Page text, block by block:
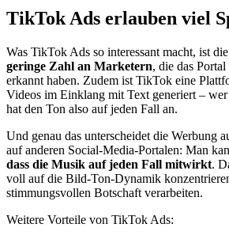
TikTok Ads erlauben viel
Was TikTok Ads so interessant macht, ist
geringe Zahl an Marketern, die das
erkannt haben. Zudem ist TikTok eine
Videos im Einklang mit Text generiert –
hat den Ton also auf jeden Fall an.
Und genau das unterscheidet die Werbung
auf anderen Social-Media-Portalen: Man
dass die Musik auf jeden Fall mitwirkt.
voll auf die Bild-Ton-Dynamik
stimmungsvollen Botschaft verarbeiten.
Weitere Vorteile von TikTok Ads: